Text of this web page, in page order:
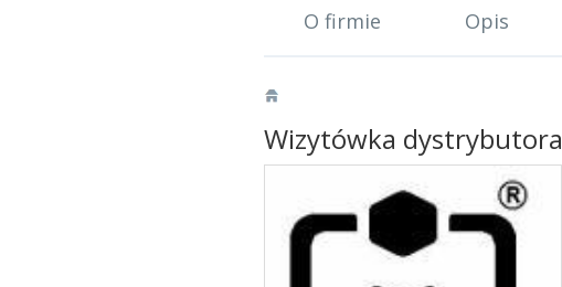
O firmie Opis
Wizytówka dystrybutora